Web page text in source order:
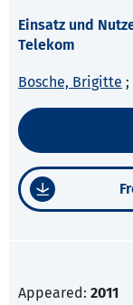
Einsatz und
Telekom
Bosche, Brigitte ;
Appeared: 2011